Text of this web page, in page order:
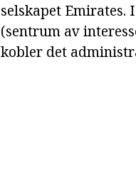
selskapet
(sentrum av
kobler det